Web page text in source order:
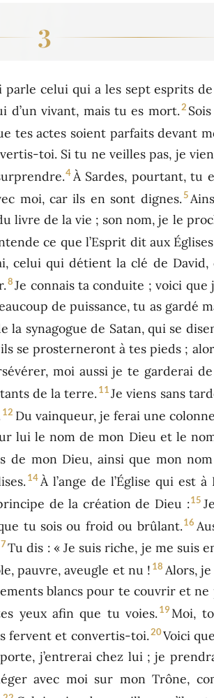
3
parle celui qui a les sept esprits
d’un vivant, mais tu es mort.2
tes actes soient parfaits devant
toi. Si tu ne veilles pas, je
4À Sardes, pourtant, tu
moi, car ils en sont dignes.5
livre de la vie ; son nom, je le
ce que l’Esprit dit aux
celui qui détient la clé de
8 Je connais ta conduite ; voici que
de puissance, tu as gardé
la synagogue de Satan, qui se
se prosterneront à tes pieds ;
moi aussi je te garderai de
de la terre. 11 Je viens sans
12 Du vainqueur, je ferai une
lui le nom de mon Dieu et le
de mon Dieu, ainsi que mon
14À l’ange de l’Église qui est
de la création de Dieu :15
tu sois ou froid ou brûlant.16
Tu dis : « Je suis riche, je me suis
pauvre, aveugle et nu ! 18 Alors,
blancs pour te couvrir et
yeux afin que tu voies. 19 Moi,
fervent et convertis-toi.20Voici
j’entrerai chez lui ; je
avec moi sur mon Trône,